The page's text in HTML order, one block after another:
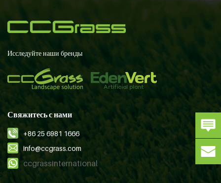
Исследуйте наши бренды
Свяжитесь с нами
+86 25 6981 1666
info@ccgrass.com
ccgrassinternational